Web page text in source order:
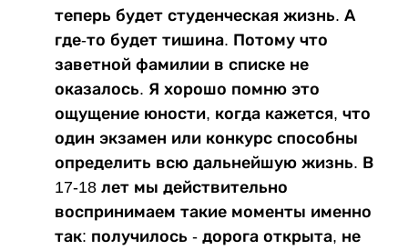
теперь будет студенческая жизнь. А
где-то будет тишина. Потому что
заветной фамилии в списке не
оказалось. Я хорошо помню это
ощущение юности, когда кажется, что
один экзамен или конкурс способны
определить всю дальнейшую жизнь. В
17-18 лет мы действительно
воспринимаем такие моменты именно
так: получилось - дорога открыта, не